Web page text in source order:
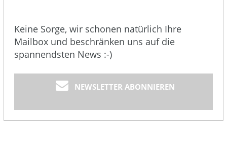
Keine Sorge, wir schonen natürlich Ihre
Mailbox und beschränken uns auf die
spannendsten News :-)
NEWSLETTER ABONNIEREN